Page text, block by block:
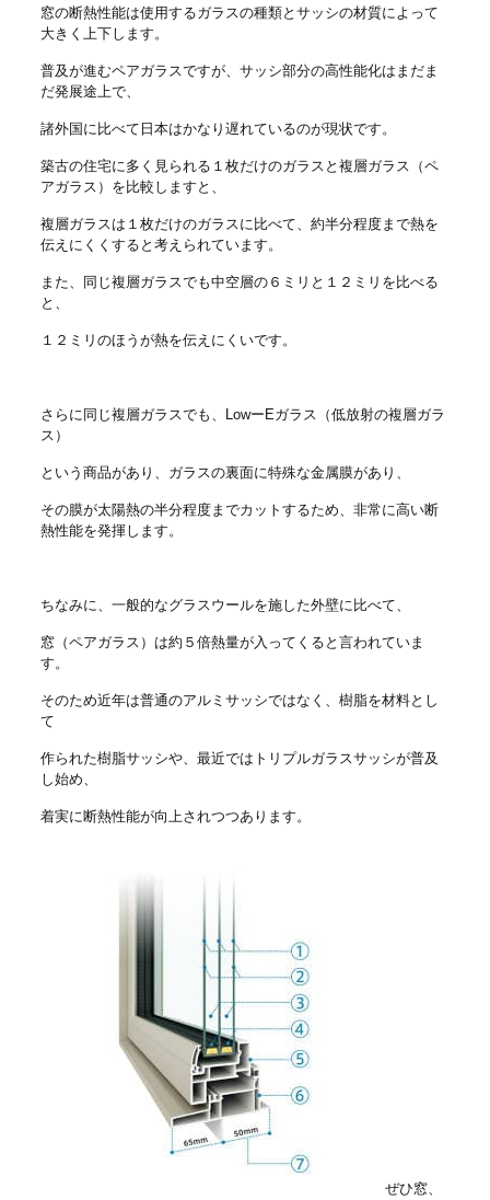
窓の断熱性能は使用するガラスの種類とサッシの材質によって
大きく上下します。
普及が進むペアガラスですが、サッシ部分の高性能化はまだま
だ発展途上で、
諸外国に比べて日本はかなり遅れているのが現状です。
築古の住宅に多く見られる１枚だけのガラスと複層ガラス（ペ
アガラス）を比較しますと、
複層ガラスは１枚だけのガラスに比べて、約半分程度まで熱を
伝えにくくすると考えられています。
また、同じ複層ガラスでも中空層の６ミリと１２ミリを比べる
と、
１２ミリのほうが熱を伝えにくいです。
さらに同じ複層ガラスでも、LowーEガラス（低放射の複層ガラ
ス）
という商品があり、ガラスの裏面に特殊な金属膜があり、
その膜が太陽熱の半分程度までカットするため、非常に高い断
熱性能を発揮します。
ちなみに、一般的なグラスウールを施した外壁に比べて、
窓（ペアガラス）は約５倍熱量が入ってくると言われていま
す。
そのため近年は普通のアルミサッシではなく、樹脂を材料とし
て
作られた樹脂サッシや、最近ではトリプルガラスサッシが普及
し始め、
着実に断熱性能が向上されつつあります。
ぜひ窓、